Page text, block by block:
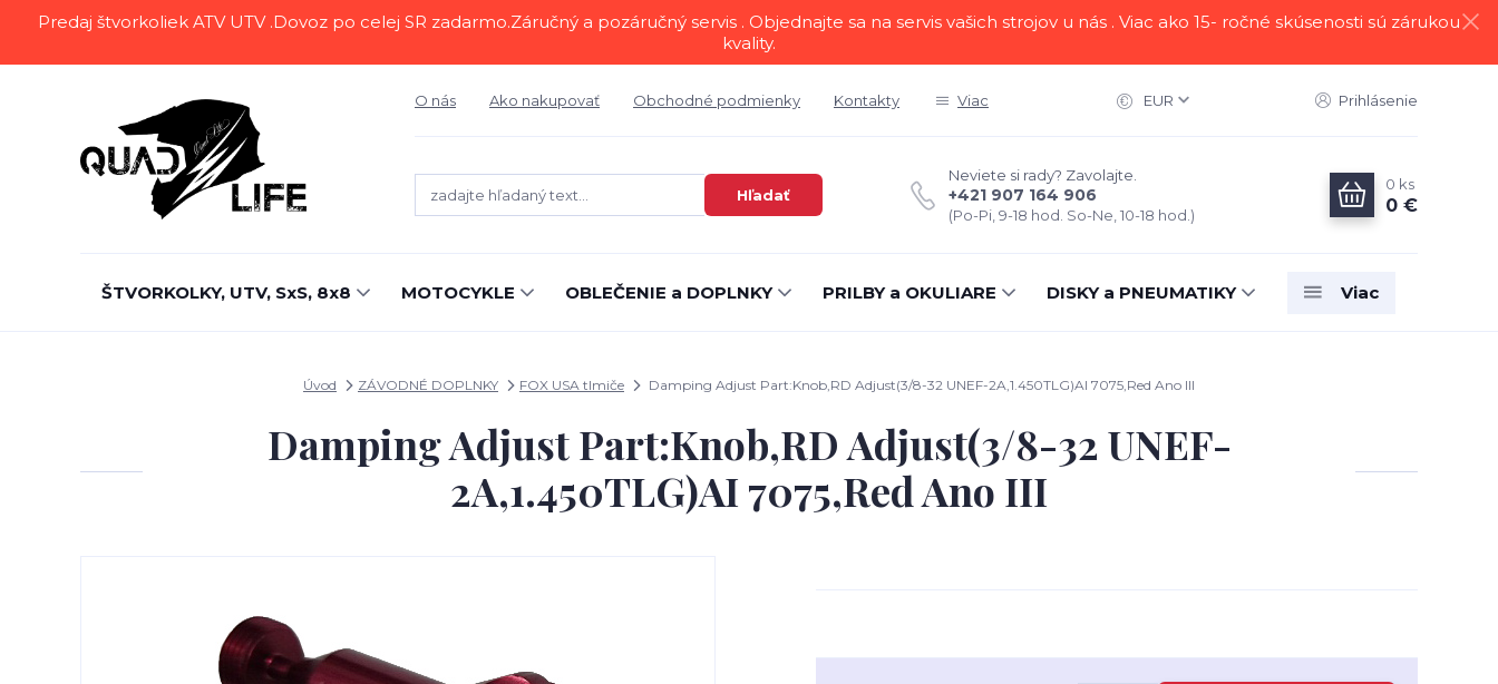
Predaj štvorkoliek ATV UTV .Dovoz po celej SR zadarmo.Záručný a pozáručný servis . Objednajte sa na servis vašich strojov u nás . Viac ako 15- ročné skúsenosti sú zárukou
kvality.
O nás Ako nakupovať Obchodné podmienky Kontakty Viac EUR Prihlásenie
Hľadať
Neviete si rady? Zavolajte.
+421 907 164 906
(Po-Pi, 9-18 hod. So-Ne, 10-18 hod.)
0 ks
0 €
ŠTVORKOLKY, UTV, SxS, 8x8 MOTOCYKLE OBLEČENIE a DOPLNKY PRILBY a OKULIARE DISKY a PNEUMATIKY Viac
Úvod ZÁVODNÉ DOPLNKY FOX USA tlmiče Damping Adjust Part:Knob,RD Adjust(3/8-32 UNEF-2A,1.450TLG)AI 7075,Red Ano III
Damping Adjust Part:Knob,RD Adjust(3/8-32 UNEF-
2A,1.450TLG)AI 7075,Red Ano III